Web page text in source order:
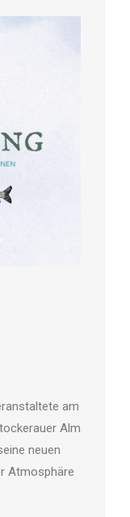
am
Alm
neuen
Atmosphäre